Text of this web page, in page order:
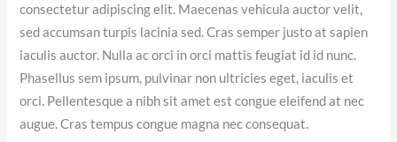
consectetur adipiscing elit. Maecenas vehicula auctor velit,
sed accumsan turpis lacinia sed. Cras semper justo at sapien
iaculis auctor. Nulla ac orci in orci mattis feugiat id id nunc.
Phasellus sem ipsum, pulvinar non ultricies eget, iaculis et
orci. Pellentesque a nibh sit amet est congue eleifend at nec
augue. Cras tempus congue magna nec consequat.